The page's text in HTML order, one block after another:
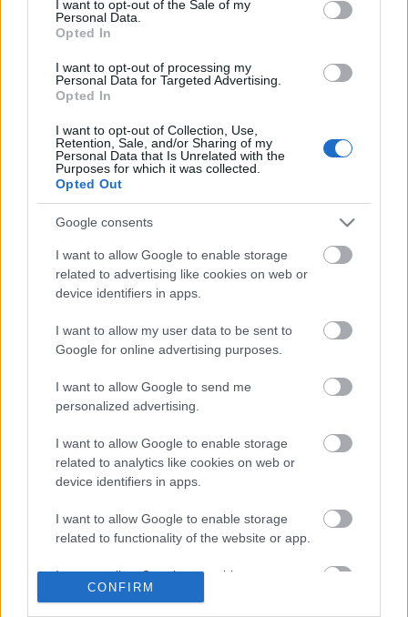
I want to opt-out of the Sale of my
Personal Data.
Opted In
I want to opt-out of processing my
Personal Data for Targeted Advertising.
Opted In
I want to opt-out of Collection, Use,
Retention, Sale, and/or Sharing of my
Personal Data that Is Unrelated with the
Purposes for which it was collected.
Opted Out
Google consents
I want to allow Google to enable storage
related to advertising like cookies on web or
device identifiers in apps.
I want to allow my user data to be sent to
Google for online advertising purposes.
I want to allow Google to send me
personalized advertising.
I want to allow Google to enable storage
related to analytics like cookies on web or
device identifiers in apps.
I want to allow Google to enable storage
related to functionality of the website or app.
I want to allow Google to enable storage
related to personalization.
CONFIRM
Queen’s Day! A hollandok hajóztak a
vizeletben, de már játszanak vele.
Fodor Tomi•2012. július 05.
A Queen’s Day az egyik legnagyobb bulizós ünnep
Hollandiában. Egy hatalmas utcabált képzelj el
április utolsó napján, színpadokkal, teljes
megőrüléssel és persze egy nagy, narancssárga,
brutálisan ittas és hömpölygő tömeggel. Az 1800-as
Portyázz idegen esküvőkön!
Fodor Tomi•2012. január 11.
Aki látta anno az Ünneprontók ünnepe című filmet,
annak erről az alkalmazásról eszébe is juthatott
egyből.A film lényegében arról szól, hogy két jó
barát az esküvői szezon kezdetével együtt szintén
elkezdi portyázó időszakát. Teljesen idegen
esküvőkre lógnak be, mindig…